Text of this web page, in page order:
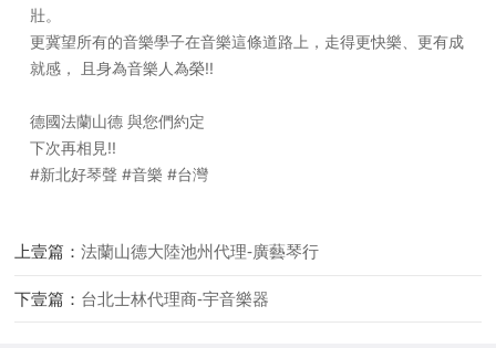
壯。
更冀望所有的音樂學子在音樂這條道路上， 走得更快樂、更有成
就感， 且身為音樂人為榮!!
德國法蘭山德 與您們約定
下次再相見!!
#新北好琴聲 #音樂 #台灣
上壹篇：法蘭山德大陸池州代理-廣藝琴行
下壹篇： 台北士林代理商-宇音樂器